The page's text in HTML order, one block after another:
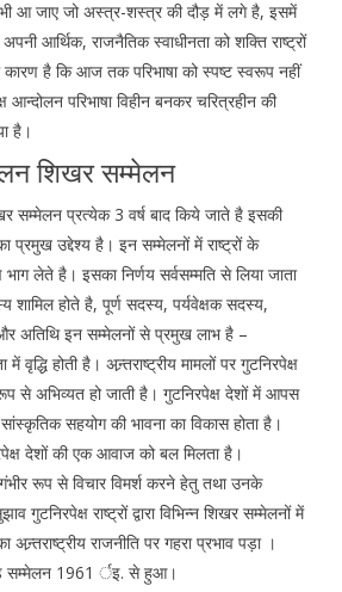
भी आ जाए जो अस्त्र-शस्त्र की दौड़ में लगे है, इसमें
आर्थिक, राजनैतिक स्वाधीनता को शक्ति राष्ट्रों
कारण है कि आज तक परिभाषा को स्पष्ट स्वरूप नहीं
आन्दोलन परिभाषा विहीन बनकर चरित्रहीन की
है।
शिखर सम्मेलन
सम्मेलन प्रत्येक 3 वर्ष बाद किये जाते है इसकी
प्रमुख उद्देश्य है। इन सम्मेलनों में राष्ट्रों के
भाग लेते है। इसका निर्णय सर्वसम्मति से लिया जाता
शामिल होते है, पूर्ण सदस्य, पर्यवेक्षक सदस्य,
अतिथि इन सम्मेलनों से प्रमुख लाभ है –
वृद्धि होती है। अन्र्तराष्ट्रीय मामलों पर गुटनिरपेक्ष
से अभिव्यत हो जाती है। गुटनिरपेक्ष देशों में आपस
सहयोग की भावना का विकास होता है।
देशों की एक आवाज को बल मिलता है।
रूप से विचार विमर्श करने हेतु तथा उनके
गुटनिरपेक्ष राष्ट्रों द्वारा विभिन्न शिखर सम्मेलनों में
राजनीति पर गहरा प्रभाव पड़ा ।
सम्मेलन 1961 र्इ. से हुआ।